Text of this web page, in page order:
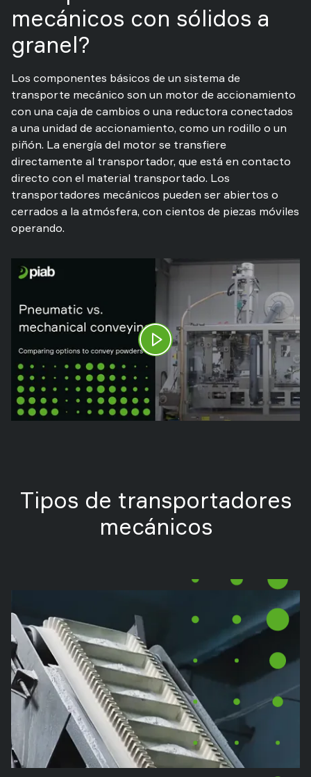
mecánicos con sólidos a
granel?
Los componentes básicos de un sistema de
transporte mecánico son un motor de accionamiento
con una caja de cambios o una reductora conectados
a una unidad de accionamiento, como un rodillo o un
piñón. La energía del motor se transfiere
directamente al transportador, que está en contacto
directo con el material transportado. Los
transportadores mecánicos pueden ser abiertos o
cerrados a la atmósfera, con cientos de piezas móviles
operando.
Tipos de transportadores
mecánicos